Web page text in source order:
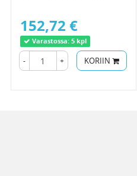
152,72 €
Varastossa: 5 kpl
- + KORIIN